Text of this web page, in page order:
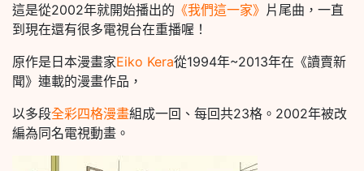
這是從2002年就開始播出的 《我們這一家》 片尾曲，一直
到現在還有很多電視台在重播喔！
原作是日本漫畫家Eiko Kera從1994年~2013年在《讀賣新
聞》連載的漫畫作品，
以多段全彩四格漫畫組成一回、每回共23格。2002年被改
編為同名電視動畫。